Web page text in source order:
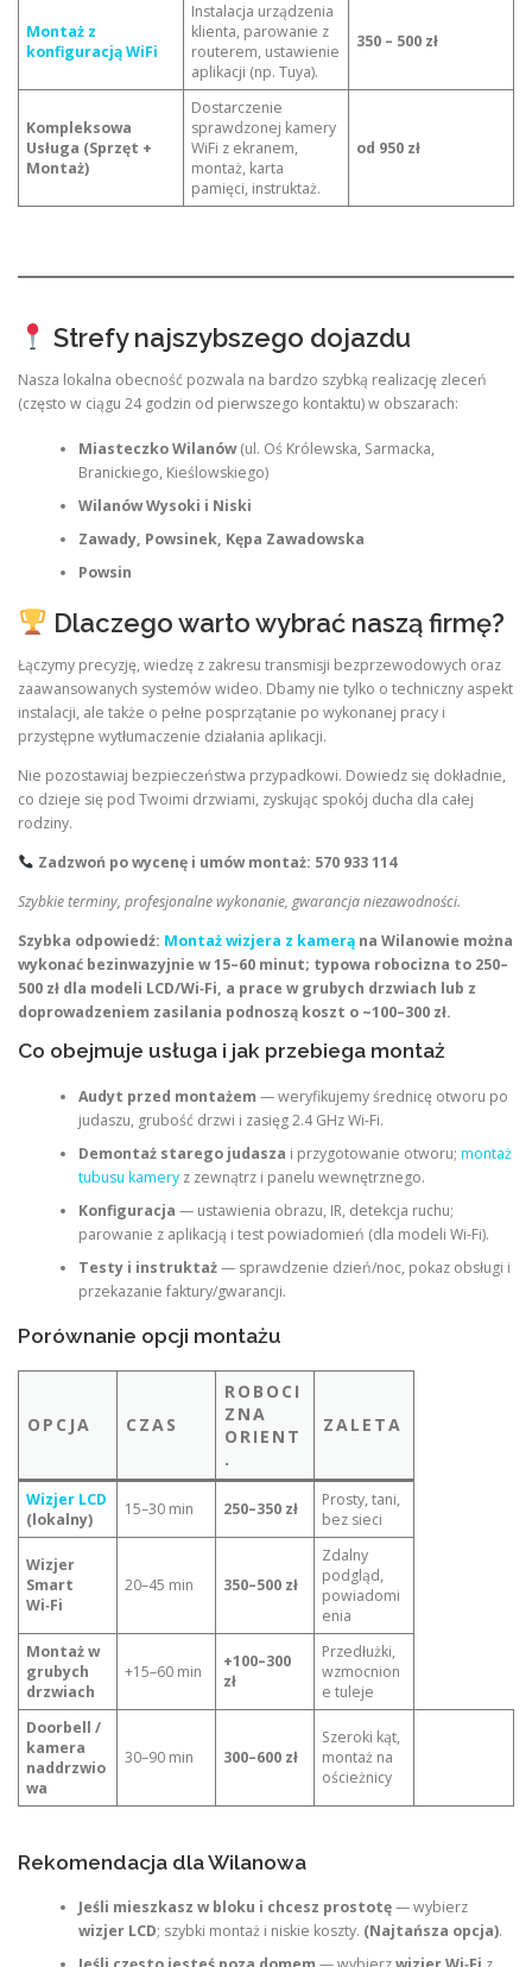
Montaż z
konfiguracją WiFi
Instalacja urządzenia
klienta, parowanie z
routerem, ustawienie
aplikacji (np. Tuya).
350 – 500 zł
Kompleksowa
Usługa (Sprzęt +
Montaż)
Dostarczenie
sprawdzonej kamery
WiFi z ekranem,
montaż, karta
pamięci, instruktaż.
od 950 zł
Strefy najszybszego dojazdu
Nasza lokalna obecność pozwala na bardzo szybką realizację zleceń
(często w ciągu 24 godzin od pierwszego kontaktu) w obszarach:
Miasteczko Wilanów(ul. Oś Królewska, Sarmacka,
Branickiego, Kieślowskiego)
Wilanów Wysoki i Niski
Zawady, Powsinek, Kępa Zawadowska
Powsin
Dlaczego warto wybrać naszą firmę?
Łączymy precyzję, wiedzę z zakresu transmisji bezprzewodowych oraz
zaawansowanych systemów wideo. Dbamy nie tylko o techniczny aspekt
instalacji, ale także o pełne posprzątanie po wykonanej pracy i
przystępne wytłumaczenie działania aplikacji.
Nie pozostawiaj bezpieczeństwa przypadkowi. Dowiedz się dokładnie,
co dzieje się pod Twoimi drzwiami, zyskując spokój ducha dla całej
rodziny.
Zadzwoń po wycenę i umów montaż: 570 933 114
Szybkie terminy, profesjonalne wykonanie, gwarancja niezawodności.
Szybka odpowiedź: Montaż wizjera z kamerą na Wilanowie można
wykonać bezinwazyjnie w 15–60 minut; typowa robocizna to 250–
500 zł dla modeli LCD/Wi‑Fi, a prace w grubych drzwiach lub z
doprowadzeniem zasilania podnoszą koszt o ~100–300 zł.
Co obejmuje usługa i jak przebiega montaż
Audyt przed montażem — weryfikujemy średnicę otworu po
judaszu, grubość drzwi i zasięg 2.4 GHz Wi‑Fi.
Demontaż starego judasza i przygotowanie otworu; montaż
tubusu kameryz zewnątrz i panelu wewnętrznego.
Konfiguracja — ustawienia obrazu, IR, detekcja ruchu;
parowanie z aplikacją i test powiadomień (dla modeli Wi‑Fi).
Testy i instruktaż— sprawdzenie dzień/noc, pokaz obsługi i
przekazanie faktury/gwarancji.
Porównanie opcji montażu
OPCJA CZAS
ROBOCI
ZNA
ORIENT
.
ZALETA
Wizjer LCD
(lokalny)
15–30 min 250–350 zł
Prosty, tani,
bez sieci
Wizjer
Smart
Wi‑Fi
20–45 min 350–500 zł
Zdalny
podgląd,
powiadomi
enia
Montaż w
grubych
drzwiach
+15–60 min
+100–300
zł
Przedłużki,
wzmocnion
e tuleje
Doorbell /
kamera
naddrzwio
wa
30–90 min 300–600 zł
Szeroki kąt,
montaż na
ościeżnicy
Rekomendacja dla Wilanowa
Jeśli mieszkasz w bloku i chcesz prostotę— wybierz
wizjer LCD; szybki montaż i niskie koszty. (Najtańsza opcja).